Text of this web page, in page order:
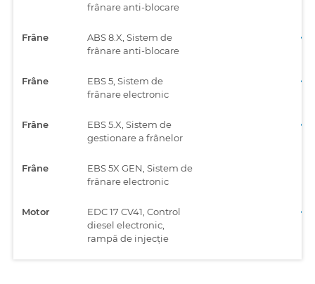
frânare anti-blocare
Frâne
ABS 8.X, Sistem de
frânare anti-blocare
Frâne
EBS 5, Sistem de
frânare electronic
Frâne
EBS 5.X, Sistem de
gestionare a frânelor
Frâne
EBS 5X GEN, Sistem de
frânare electronic
Motor
EDC 17 CV41, Control
diesel electronic,
rampă de injecție